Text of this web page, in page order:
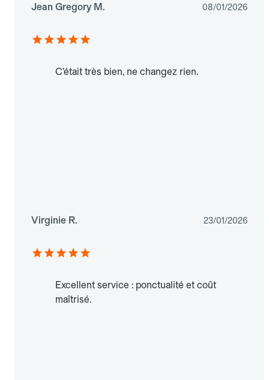
Jean Gregory M. 08/01/2026
C’était très bien, ne changez rien.
Virginie R. 23/01/2026
Excellent service : ponctualité et coût
maîtrisé.